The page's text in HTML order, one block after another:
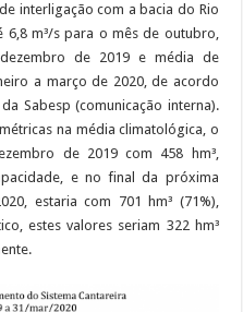
interligação com a bacia do Rio
6,8 m³/s para o mês de outubro,
de 2019 e média de
a março de 2020, de acordo
Sabesp (comunicação interna).
na média climatológica, o
de 2019 com 458 hm³,
e no final da próxima
estaria com 701 hm³ (71%),
estes valores seriam 322 hm³